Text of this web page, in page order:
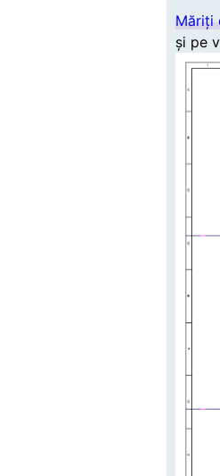
Măriți
și pe